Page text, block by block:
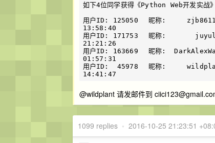
如下4位同学获得《Python Web开发实战
用户ID: 125050	昵称:     zjb861107	楼层:  682	参与数字: 84	参与时间：2016-10-17
13:58:40
用户ID: 171753	昵称:       juyulin	楼层:  908	参与数字: 84	参与时间：2016-10-17
21:21:26
用户ID: 163669	昵称:  DarkAlexWang	楼层:  982	参与数字: 84	参与时间：2016-10-18
01:57:31
用户ID:  45978	昵称:     wildplant	楼层: 1060	参与数字: 84	参与时间：2016-10-19
@wildplant 请发邮件到
1099 replies • 2016-10-25 21:23:51